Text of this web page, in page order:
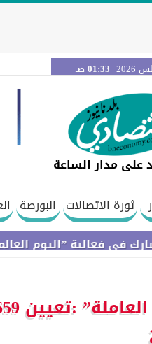
01:33 صـ
على مدار الساعة
ثورة الاتصالات البورصة
”اليوم العالمي